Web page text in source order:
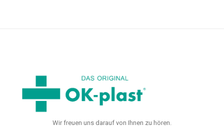
Wir freuen uns darauf von Ihnen zu hören.